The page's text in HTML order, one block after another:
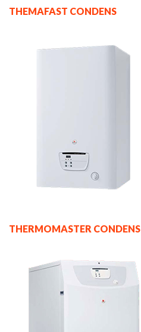
THEMAFAST CONDENS
THERMOMASTER CONDENS